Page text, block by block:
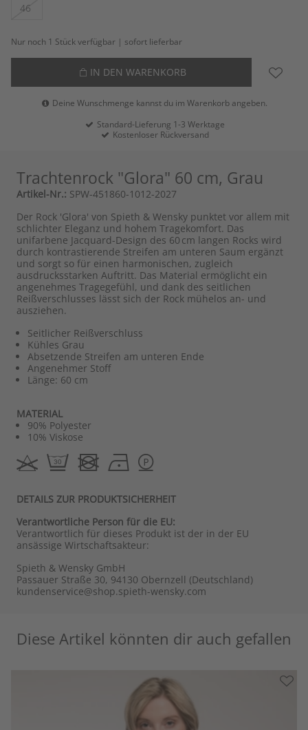
46
Nur noch 1 Stück verfügbar | sofort lieferbar
IN DEN WARENKORB
Deine Wunschmenge kannst du im Warenkorb angeben.
Standard-Lieferung 1-3 Werktage
Kostenloser Rückversand
Trachtenrock "Glora" 60 cm, Grau
Artikel-Nr.: SPW-451860-1012-2027
Der Rock 'Glora' von Spieth & Wensky punktet vor allem mit
schlichter Eleganz und hohem Tragekomfort. Das
unifarbene Jacquard-Design des 60 cm langen Rocks wird
durch kontrastierende Streifen am unteren Saum ergänzt
und sorgt so für einen harmonischen, zugleich
ausdrucksstarken Auftritt. Das Material ermöglicht ein
angenehmes Tragegefühl, und dank des seitlichen
Reißverschlusses lässt sich der Rock mühelos an- und
ausziehen.
Seitlicher Reißverschluss
Kühles Grau
Absetzende Streifen am unteren Ende
Angenehmer Stoff
Länge: 60 cm
MATERIAL
90% Polyester
10% Viskose
DETAILS ZUR PRODUKTSICHERHEIT
Verantwortliche Person für die EU:
Verantwortlich für dieses Produkt ist der in der EU
ansässige Wirtschaftsakteur:
Spieth & Wensky GmbH
Passauer Straße 30, 94130 Obernzell (Deutschland)
kundenservice@shop.spieth-wensky.com
Diese Artikel könnten dir auch gefallen